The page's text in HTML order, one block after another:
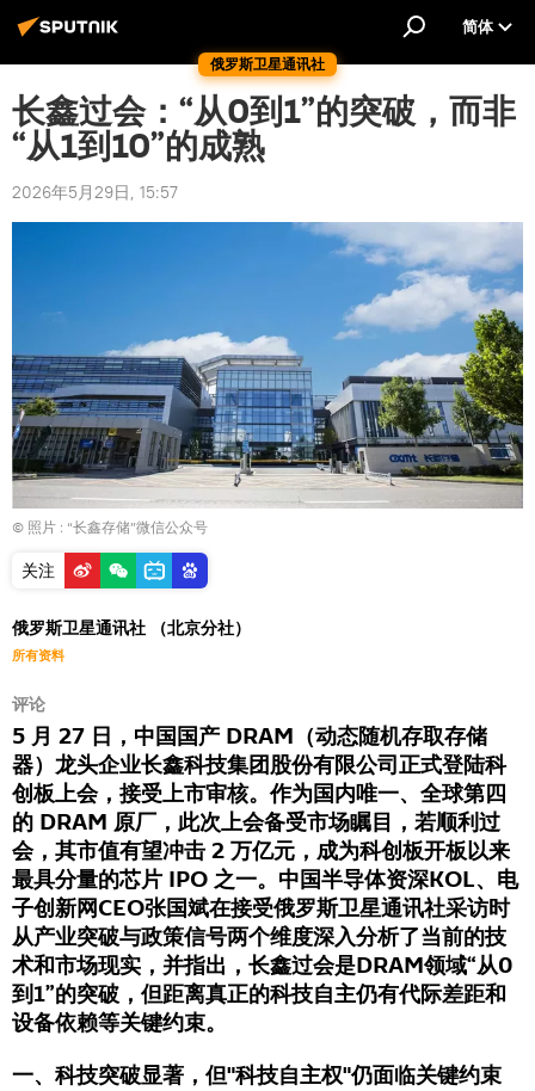
俄罗斯卫星通讯社
简体
长鑫过会：“从0到1”的突破，而非
“从1到10”的成熟
2026年5月29日, 15:57
© 照片 : “长鑫存储”微信公众号
关注
俄罗斯卫星通讯社 （北京分社）
所有资料
评论
5 月 27 日，中国国产 DRAM（动态随机存取存储
器）龙头企业长鑫科技集团股份有限公司正式登陆科
创板上会，接受上市审核。作为国内唯一、全球第四
的 DRAM 原厂，此次上会备受市场瞩目，若顺利过
会，其市值有望冲击 2 万亿元，成为科创板开板以来
最具分量的芯片 IPO 之一。中国半导体资深KOL、电
子创新网CEO张国斌在接受俄罗斯卫星通讯社采访时
从产业突破与政策信号两个维度深入分析了当前的技
术和市场现实，并指出，长鑫过会是DRAM领域“从0
到1”的突破，但距离真正的科技自主仍有代际差距和
设备依赖等关键约束。
一、科技突破显著，但"科技自主权"仍面临关键约束